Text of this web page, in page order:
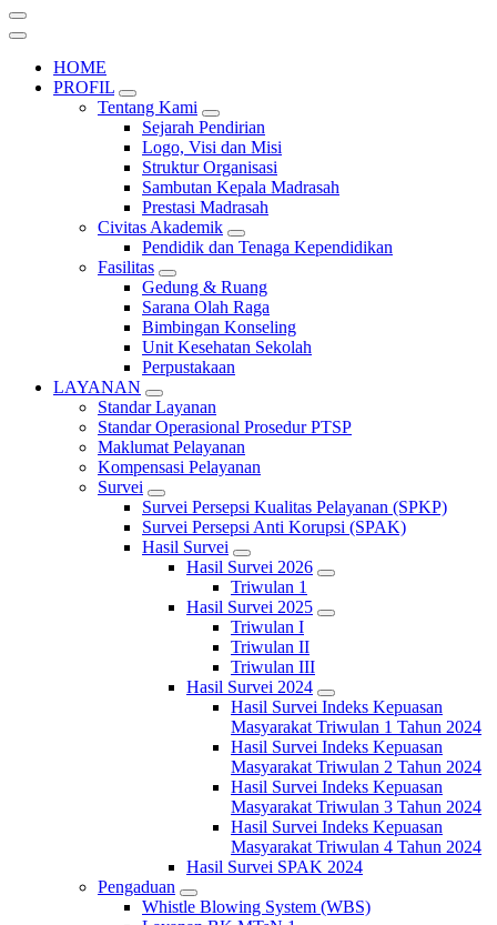
HOME
PROFIL
Tentang Kami
Sejarah Pendirian
Logo, Visi dan Misi
Struktur Organisasi
Sambutan Kepala Madrasah
Prestasi Madrasah
Civitas Akademik
Pendidik dan Tenaga Kependidikan
Fasilitas
Gedung & Ruang
Sarana Olah Raga
Bimbingan Konseling
Unit Kesehatan Sekolah
Perpustakaan
LAYANAN
Standar Layanan
Standar Operasional Prosedur PTSP
Maklumat Pelayanan
Kompensasi Pelayanan
Survei
Survei Persepsi Kualitas Pelayanan (SPKP)
Survei Persepsi Anti Korupsi (SPAK)
Hasil Survei
Hasil Survei 2026
Triwulan 1
Hasil Survei 2025
Triwulan I
Triwulan II
Triwulan III
Hasil Survei 2024
Hasil Survei Indeks Kepuasan
Masyarakat Triwulan 1 Tahun 2024
Hasil Survei Indeks Kepuasan
Masyarakat Triwulan 2 Tahun 2024
Hasil Survei Indeks Kepuasan
Masyarakat Triwulan 3 Tahun 2024
Hasil Survei Indeks Kepuasan
Masyarakat Triwulan 4 Tahun 2024
Hasil Survei SPAK 2024
Pengaduan
Whistle Blowing System (WBS)